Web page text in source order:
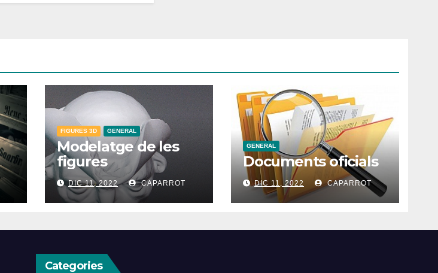
FIGURES 3D GENERAL
Modelatge de les
figures
DIC 11, 2022 CAPARROT
GENERAL
Documents oficials
DIC 11, 2022 CAPARROT
Categories